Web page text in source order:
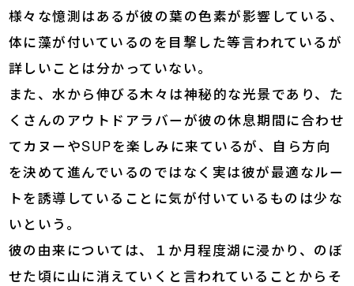
様々な憶測はあるが彼の葉の色素が影響している、
体に藻が付いているのを目撃した等言われているが
詳しいことは分かっていない。
また、水から伸びる木々は神秘的な光景であり、た
くさんのアウトドアラバーが彼の休息期間に合わせ
てカヌーやSUPを楽しみに来ているが、自ら方向
を決めて進んでいるのではなく実は彼が最適なルー
トを誘導していることに気が付いているものは少な
いという。
彼の由来については、１か月程度湖に浸かり、のぼ
せた頃に山に消えていくと言われていることからそ